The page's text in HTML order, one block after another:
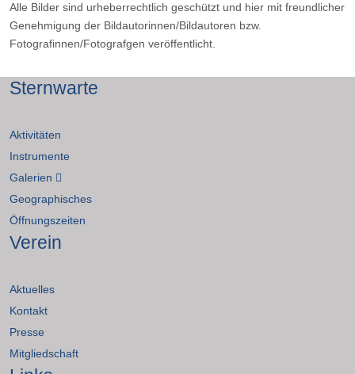
Alle Bilder sind urheberrechtlich geschützt und hier mit freundlicher
Genehmigung der Bildautorinnen/Bildautoren bzw.
Fotografinnen/Fotografgen veröffentlicht.
Sternwarte
Aktivitäten
Instrumente
Galerien
Geographisches
Öffnungszeiten
Verein
Aktuelles
Kontakt
Presse
Mitgliedschaft